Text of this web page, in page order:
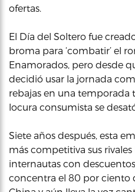
ofertas.
El Día del Soltero fue
broma para ‘combatir’ el
Enamorados, pero desde
decidió usar la jornada
rebajas en una temporada
locura consumista se
Siete años después, esta
más competitiva sus
internautas con
concentra el 80 por ciento